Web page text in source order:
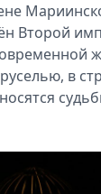
Второй
в